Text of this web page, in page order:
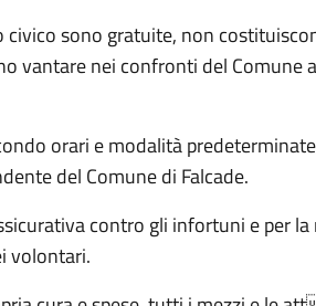
sono gratuite, non
vantare nei confronti del
orari e modalità
del Comune di Falcade.
contro gli infortuni e per
volontari.